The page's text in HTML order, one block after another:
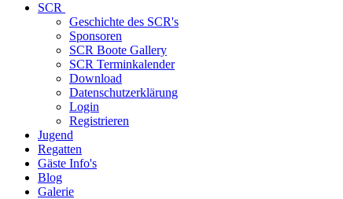
SCR
Geschichte des SCR's
Sponsoren
SCR Boote Gallery
SCR Terminkalender
Download
Datenschutzerklärung
Login
Registrieren
Jugend
Regatten
Gäste Info's
Blog
Galerie